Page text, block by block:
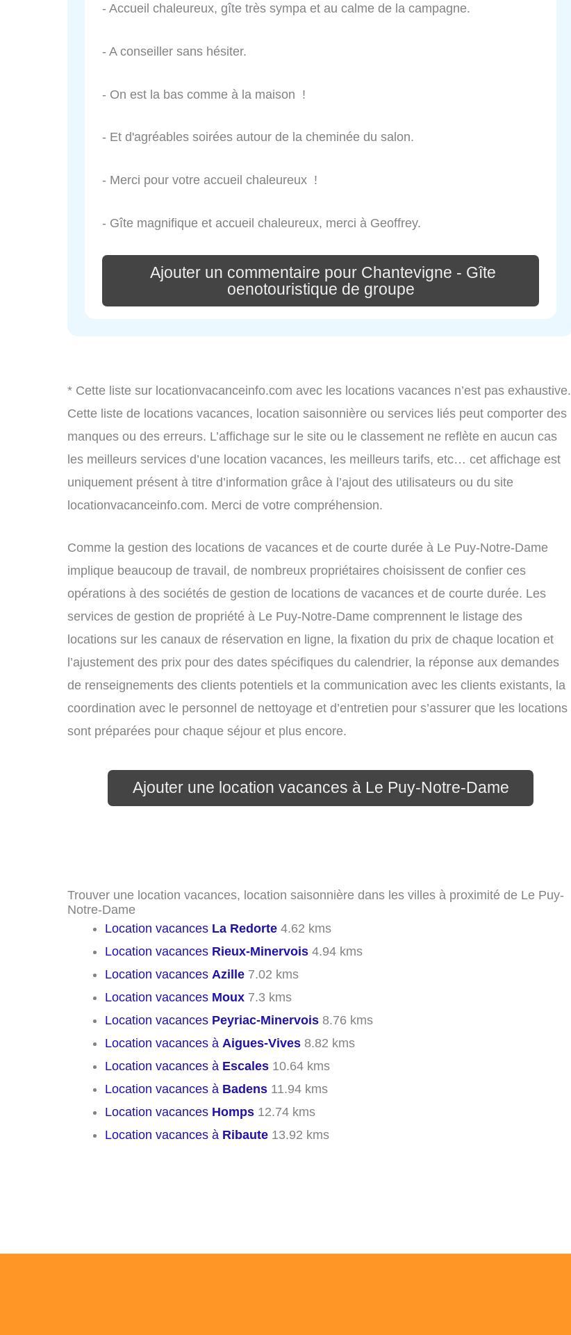
- Accueil chaleureux, gîte très sympa et au calme de la campagne.
- A conseiller sans hésiter.
- On est la bas comme à la maison !
- Et d'agréables soirées autour de la cheminée du salon.
- Merci pour votre accueil chaleureux !
- Gîte magnifique et accueil chaleureux, merci à Geoffrey.
Ajouter un commentaire pour Chantevigne - Gîte
oenotouristique de groupe
* Cette liste sur locationvacanceinfo.com avec les locations vacances n’est pas exhaustive.
Cette liste de locations vacances, location saisonnière ou services liés peut comporter des
manques ou des erreurs. L’affichage sur le site ou le classement ne reflète en aucun cas
les meilleurs services d’une location vacances, les meilleurs tarifs, etc… cet affichage est
uniquement présent à titre d’information grâce à l’ajout des utilisateurs ou du site
locationvacanceinfo.com. Merci de votre compréhension.
Comme la gestion des locations de vacances et de courte durée à Le Puy-Notre-Dame
implique beaucoup de travail, de nombreux propriétaires choisissent de confier ces
opérations à des sociétés de gestion de locations de vacances et de courte durée. Les
services de gestion de propriété à Le Puy-Notre-Dame comprennent le listage des
locations sur les canaux de réservation en ligne, la fixation du prix de chaque location et
l’ajustement des prix pour des dates spécifiques du calendrier, la réponse aux demandes
de renseignements des clients potentiels et la communication avec les clients existants, la
coordination avec le personnel de nettoyage et d’entretien pour s’assurer que les locations
sont préparées pour chaque séjour et plus encore.
Ajouter une location vacances à Le Puy-Notre-Dame
Trouver une location vacances, location saisonnière dans les villes à proximité de Le Puy-
Notre-Dame
Location vacances La Redorte 4.62 kms
Location vacances Rieux-Minervois 4.94 kms
Location vacances Azille 7.02 kms
Location vacances Moux 7.3 kms
Location vacances Peyriac-Minervois 8.76 kms
Location vacances à Aigues-Vives 8.82 kms
Location vacances à Escales 10.64 kms
Location vacances à Badens 11.94 kms
Location vacances Homps 12.74 kms
Location vacances à Ribaute 13.92 kms